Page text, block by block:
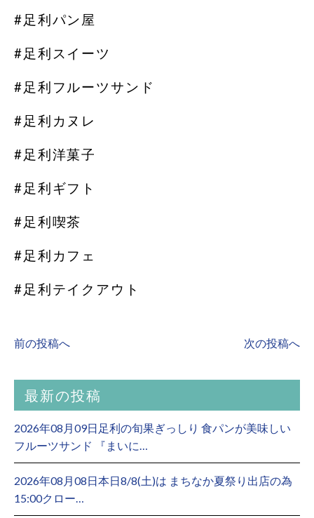
#足利パン屋
#足利スイーツ
#足利フルーツサンド
#足利カヌレ
#足利洋菓子
#足利ギフト
#足利喫茶
#足利カフェ
#足利テイクアウト
前の投稿へ 次の投稿へ
最新の投稿
2026年08月09日足利の旬果ぎっしり 食パンが美味しい
フルーツサンド 『まいに…
2026年08月08日本日8/8(土)は まちなか夏祭り出店の為
15:00クロー…